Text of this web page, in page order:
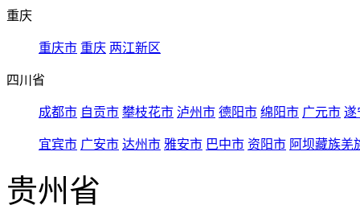
重庆
重庆市 重庆 两江新区
四川省
成都市 自贡市 攀枝花市 泸州市 德阳市 绵阳市 广元市 遂
宜宾市 广安市 达州市 雅安市 巴中市 资阳市 阿坝藏族羌
贵州省